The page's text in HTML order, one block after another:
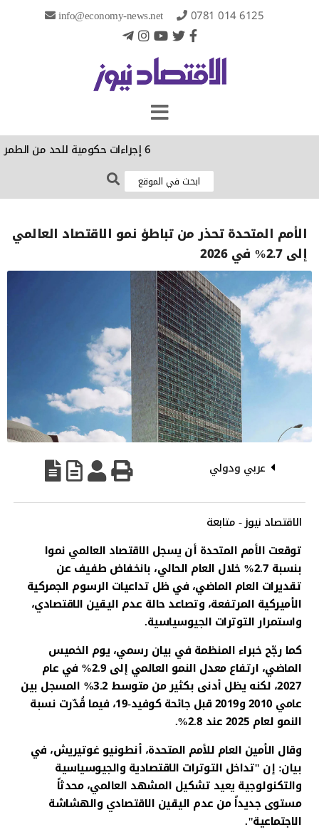
info@economy-news.net 0781 014 6125
الأمم المتحدة تحذر من تباطؤ نمو الاقتصاد العالمي
إلى 2.7% في 2026
عربي ودولي
الاقتصاد نيوز - متابعة
توقعت الأمم المتحدة أن يسجل الاقتصاد العالمي نموا
بنسبة 2.7% خلال العام الحالي، بانخفاض طفيف عن
تقديرات العام الماضي، في ظل تداعيات الرسوم الجمركية
الأميركية المرتفعة، وتصاعد حالة عدم اليقين الاقتصادي،
واستمرار التوترات الجيوسياسية.
كما رجّح خبراء المنظمة في بيان رسمي، يوم الخميس
الماضي، ارتفاع معدل النمو العالمي إلى 2.9% في عام
2027، لكنه يظل أدنى بكثير من متوسط 3.2% المسجل بين
عامي 2010 و2019 قبل جائحة كوفيد-19، فيما قُدّرت نسبة
النمو لعام 2025 عند 2.8%.
وقال الأمين العام للأمم المتحدة، أنطونيو غوتيريش، في
بيان: إن "تداخل التوترات الاقتصادية والجيوسياسية
والتكنولوجية يعيد تشكيل المشهد العالمي، محدثاً
مستوى جديداً من عدم اليقين الاقتصادي والهشاشة
الاجتماعية".